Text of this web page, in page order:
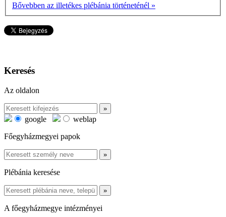
Bővebben az illetékes plébánia történeténél »
Keresés
Az oldalon
google
weblap
Főegyházmegyei papok
Plébánia keresése
A főegyházmegye intézményei